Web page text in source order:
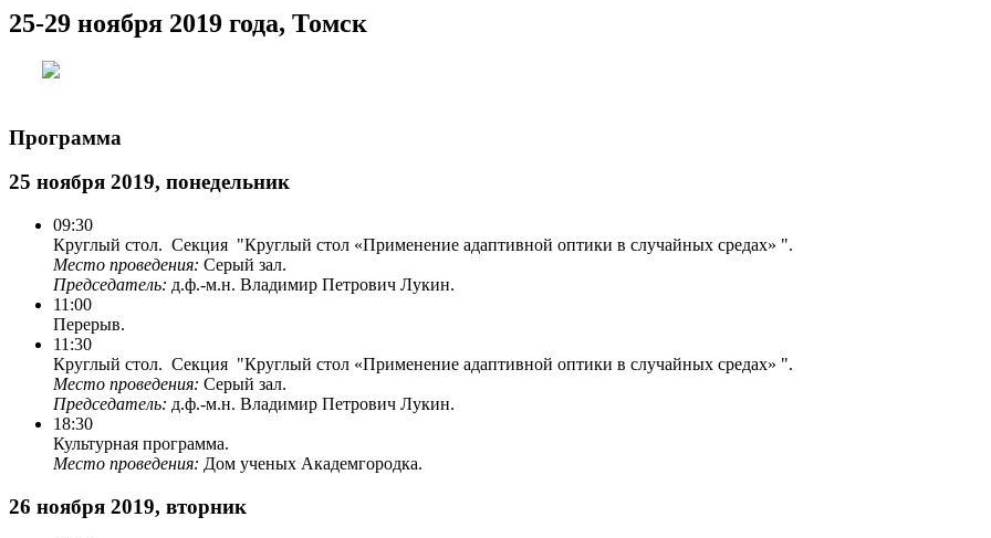
25-29 ноября 2019 года, Томск
Программа
25 ноября 2019, понедельник
09:30
Круглый стол. Секция "Круглый стол «Применение адаптивной оптики в случайных средах» ".
Место проведения: Серый зал.
Председатель: д.ф.-м.н. Владимир Петрович Лукин.
11:00
Перерыв.
11:30
Круглый стол. Секция "Круглый стол «Применение адаптивной оптики в случайных средах» ".
Место проведения: Серый зал.
Председатель: д.ф.-м.н. Владимир Петрович Лукин.
18:30
Культурная программа.
Место проведения: Дом ученых Академгородка.
26 ноября 2019, вторник